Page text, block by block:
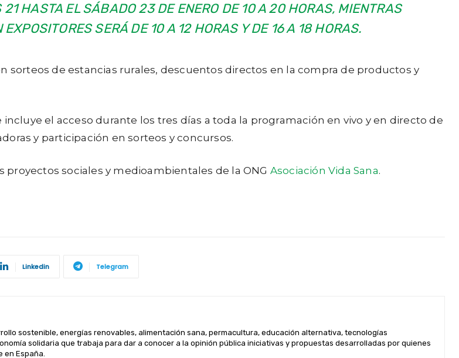
HASTA EL SÁBADO 23 DE ENERO DE 10 A 20 HORAS, MIENTRAS
SERÁ DE 10 A 12 HORAS Y DE 16 A 18 HORAS.
sorteos de estancias rurales, descuentos directos en la compra de productos y
el acceso durante los tres días a toda la programación en vivo y en directo de
y participación en sorteos y concursos.
sociales y medioambientales de la ONG Asociación Vida Sana.
Linkedin Telegram
sostenible, energías renovables, alimentación sana, permacultura, educación alternativa, tecnologías
solidaria que trabaja para dar a conocer a la opinión pública iniciativas y propuestas desarrolladas por quienes
en España.